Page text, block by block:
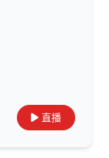
直播